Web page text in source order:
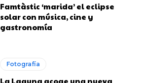
Famtàstic ‘marida’ el eclipse
solar con música, cine y
gastronomía
Fotografía
La Laguna acoge una nueva